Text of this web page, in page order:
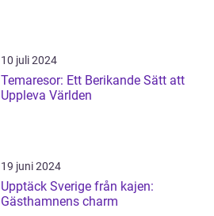
10 juli 2024
Temaresor: Ett Berikande Sätt att
Uppleva Världen
19 juni 2024
Upptäck Sverige från kajen:
Gästhamnens charm